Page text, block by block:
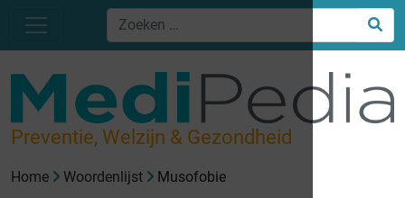
Preventie, Welzijn & Gezondheid
Home Woordenlijst Musofobie